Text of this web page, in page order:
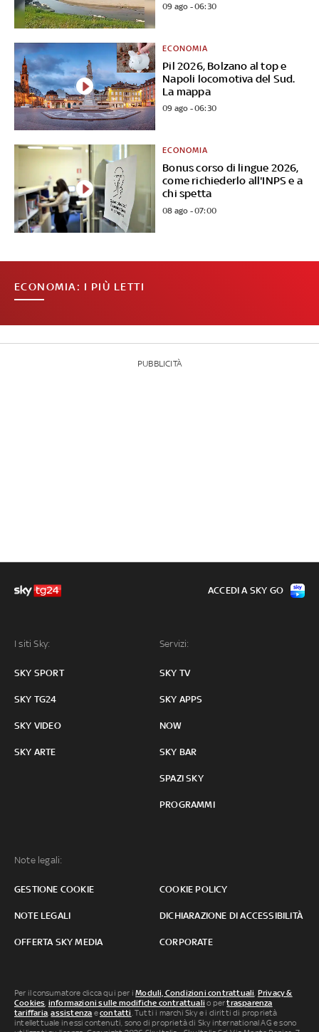
09 ago - 06:30
Pil 2026, Bolzano al top e
Napoli locomotiva del Sud.
La mappa
ECONOMIA
09 ago - 06:30
Bonus corso di lingue 2026,
come richiederlo all'INPS e a
chi spetta
ECONOMIA
08 ago - 07:00
ECONOMIA: I PIÙ LETTI
PUBBLICITÀ
I siti Sky:
SKY SPORT
SKY TG24
SKY VIDEO
SKY ARTE
Servizi:
SKY TV
SKY APPS
NOW
SKY BAR
SPAZI SKY
PROGRAMMI
Note legali:
GESTIONE COOKIE COOKIE POLICY
NOTE LEGALI DICHIARAZIONE DI ACCESSIBILITÀ
OFFERTA SKY MEDIA CORPORATE
ACCEDI A SKY GO
Per il consumatore clicca qui per iModuli, Condizioni contrattuali, Privacy &
Cookies, informazioni sulle modifiche contrattuali o pertrasparenza
tariffaria,assistenza econtatti. Tutti i marchi Sky e i diritti di proprietà
intellettuale in essi contenuti, sono di proprietà di Sky international AG e sono